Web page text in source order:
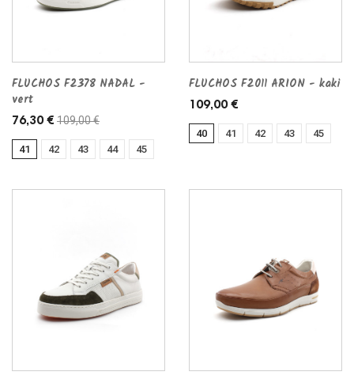
FLUCHOS F2378 NADAL -
vert
76,30 € 109,00 €
41 42 43 44 45
FLUCHOS F2011 ARION - kaki
109,00 €
40 41 42 43 45